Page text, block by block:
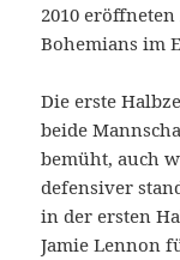
2010
Bohemians im
Die erste
beide
bemüht, auch
defensiver
in der ersten
Jamie Lennon